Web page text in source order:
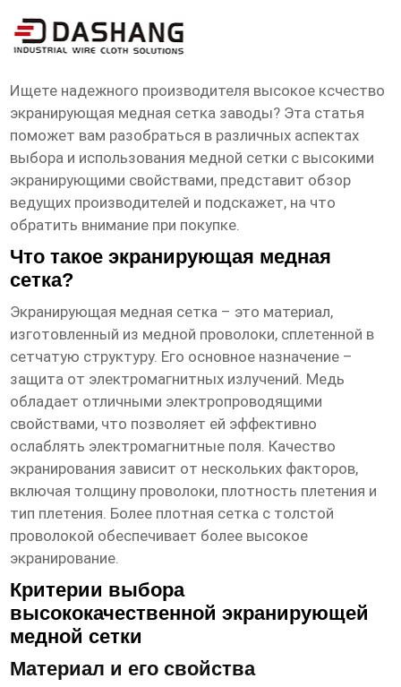
высокое ксчество экранирующая
медная сетка заводы
Ищете надежного производителя высокое ксчество
экранирующая медная сетка заводы? Эта статья
поможет вам разобраться в различных аспектах
выбора и использования медной сетки с высокими
экранирующими свойствами, представит обзор
ведущих производителей и подскажет, на что
обратить внимание при покупке.
Что такое экранирующая медная
сетка?
Экранирующая медная сетка – это материал,
изготовленный из медной проволоки, сплетенной в
сетчатую структуру. Его основное назначение –
защита от электромагнитных излучений. Медь
обладает отличными электропроводящими
свойствами, что позволяет ей эффективно
ослаблять электромагнитные поля. Качество
экранирования зависит от нескольких факторов,
включая толщину проволоки, плотность плетения и
тип плетения. Более плотная сетка с толстой
проволокой обеспечивает более высокое
экранирование.
Критерии выбора
высококачественной экранирующей
медной сетки
Материал и его свойства